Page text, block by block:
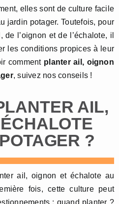
elles sont de culture facile
jardin potager. Toutefois, pour
l’oignon et de l’échalote, il
les conditions propices à leur
commentplanter ail, oignon
, suivez nos conseils !
AIL,
?
ail, oignon et échalote au
fois, cette culture peut
: quand planter ?